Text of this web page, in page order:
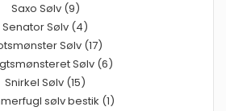
Saxo Sølv (9)
Senator Sølv (4)
Sølv (17)
Sølv (6)
Snirkel Sølv (15)
sølv bestik (1)